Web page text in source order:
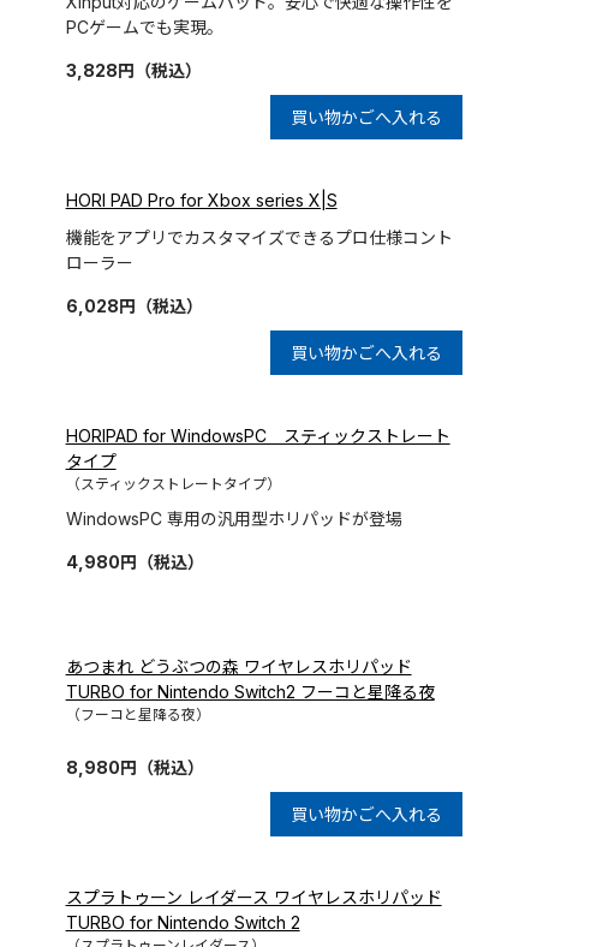
PCゲームでも実現。
3,828円 （税込）
買い物かごへ入れる
HORI PAD Pro for Xbox series X|S
機能をアプリでカスタマイズできるプロ仕様コント
ローラー
6,028円 （税込）
買い物かごへ入れる
HORIPAD for WindowsPC スティックストレート
タイプ
（スティックストレートタイプ）
WindowsPC 専用の汎用型ホリパッドが登場
4,980円 （税込）
あつまれ どうぶつの森 ワイヤレスホリパッド
TURBO for Nintendo Switch2 フーコと星降る夜
（フーコと星降る夜）
8,980円 （税込）
買い物かごへ入れる
スプラトゥーン レイダース ワイヤレスホリパッド
TURBO for Nintendo Switch 2